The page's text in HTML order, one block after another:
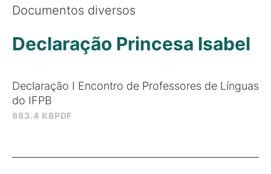
Documentos diversos
883.4 KBPDF
Declaração Princesa Isabel
Declaração I Encontro de Professores de Línguas
do IFPB